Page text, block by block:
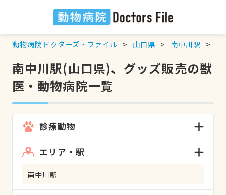
動物病院ドクターズ・ファイル 山口県 南中川駅
南中川駅(山口県)、グッズ販売の獣
医・動物病院一覧
診療動物
エリア・駅
南中川駅